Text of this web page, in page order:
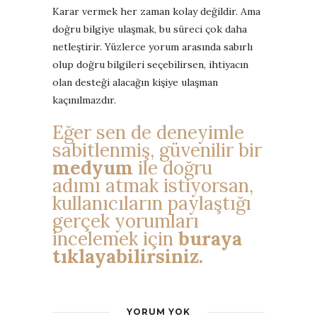
Karar vermek her zaman kolay değildir. Ama
doğru bilgiye ulaşmak, bu süreci çok daha
netleştirir. Yüzlerce yorum arasında sabırlı
olup doğru bilgileri seçebilirsen, ihtiyacın
olan desteği alacağın kişiye ulaşman
kaçınılmazdır.
Eğer sen de deneyimle
sabitlenmiş, güvenilir bir
medyum ile doğru
adımı atmak istiyorsan,
kullanıcıların paylaştığı
gerçek yorumları
incelemek için buraya
tıklayabilirsiniz.
YORUM YOK